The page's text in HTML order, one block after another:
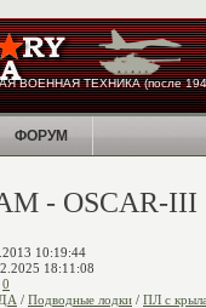
ВОЕННАЯ ТЕХНИКА (после
ФОРУМ
- OSCAR-III
10:19:44
18:11:08
0
/ Подводные лодки / ПЛ с